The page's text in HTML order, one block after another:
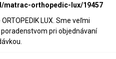
matrac-orthopedic-lux/19457
LUX. Sme veľmi
pri objednávaní